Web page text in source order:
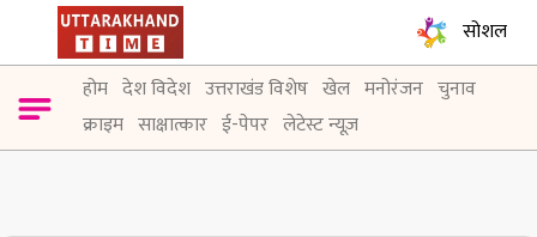
सोशल
होम देश विदेश उत्तराखंड विशेष खेल मनोरंजन चुनाव
क्राइम साक्षात्कार ई-पेपर लेटेस्ट न्यूज़